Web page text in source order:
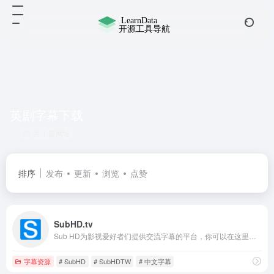
排序 发布 更新 浏览 点赞
SubHD.tv
字幕资源 # SubHD # SubHDTW # 中文字幕